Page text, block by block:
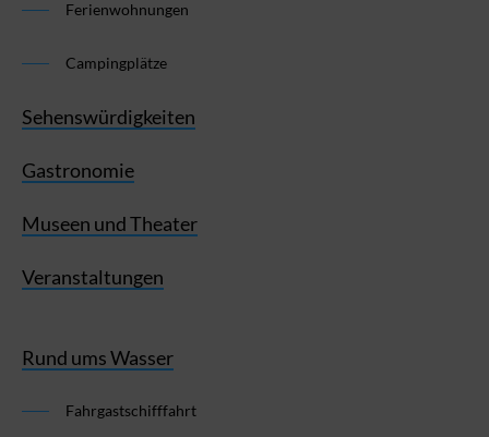
Ferienwohnungen
Campingplätze
Sehenswürdigkeiten
Gastronomie
Museen und Theater
Veranstaltungen
Rund ums Wasser
Fahrgastschifffahrt